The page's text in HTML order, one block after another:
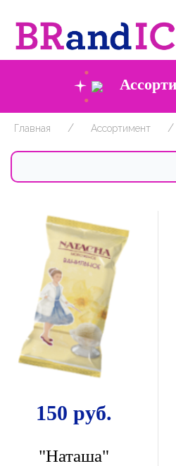
Главная Ассортимент
150 руб.
"Наташа"